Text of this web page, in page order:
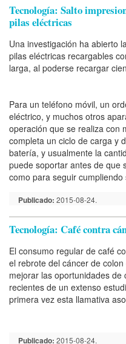
Tecnología: Salto
pilas eléctricas
Una investigación ha abierto
pilas eléctricas recargables
larga, al poderse recargar
Para un teléfono móvil, un
eléctrico, y muchos otros
operación que se realiza con
completa un ciclo de carga y
batería, y usualmente la
puede soportar antes de que
como para seguir
Publicado: 2015-08-24.
Tecnología: Café contra
El consumo regular de café
el rebrote del cáncer de
mejorar las oportunidades
recientes de un extenso
primera vez esta llamativa
Publicado: 2015-08-24.